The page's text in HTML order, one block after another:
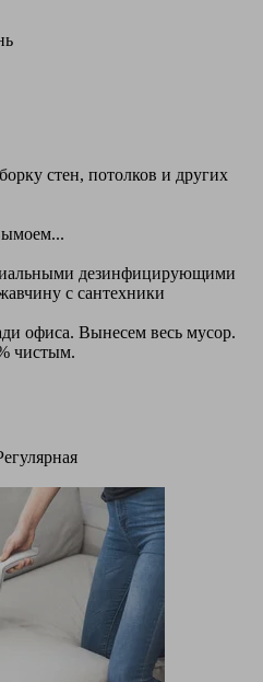
стен, потолков и других
дезинфицирующими
с сантехники
офиса. Вынесем весь мусор.
чистым.